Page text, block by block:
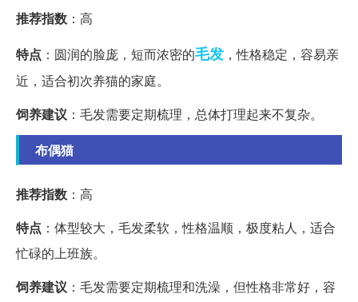
推荐指数 ：高
特点 ：圆润的脸庞，短而浓密的毛发 ，性格稳定，容易亲
近，适合初次养猫的家庭。
饲养建议 ：毛发需要定期梳理，总体打理起来不复杂。
布偶猫
推荐指数 ：高
特点 ：体型较大，毛发柔软，性格温顺，极度粘人，适合
忙碌的上班族。
饲养建议 ：毛发需要定期梳理和洗澡，但性格非常好，容